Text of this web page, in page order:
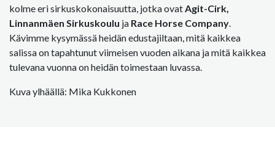
kolme eri sirkuskokonaisuutta, jotka ovatAgit-Cirk,
Linnanmäen Sirkuskoulu ja Race Horse Company.
Kävimme kysymässä heidän edustajiltaan, mitä kaikkea
salissa on tapahtunut viimeisen vuoden aikana ja mitä kaikkea
tulevana vuonna on heidän toimestaan luvassa.
Kuva ylhäällä: Mika Kukkonen